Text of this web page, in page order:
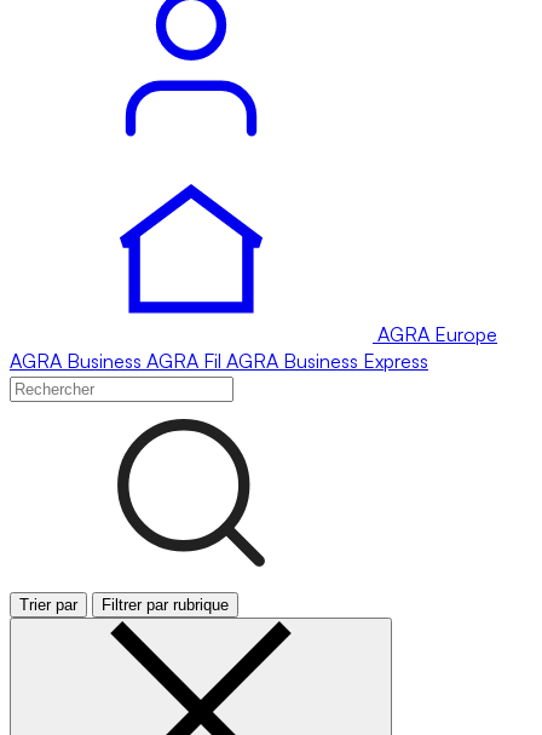
AGRA Europe
AGRA Business AGRA Fil AGRA Business Express
Trier par Filtrer par rubrique